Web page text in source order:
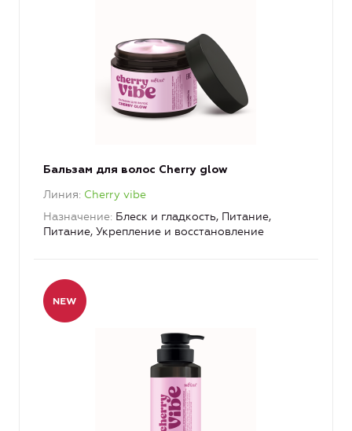
Бальзам для волос Cherry glow
Линия Cherry vibe
Назначение Блеск и гладкость, Питание,
Питание, Укрепление и восстановление